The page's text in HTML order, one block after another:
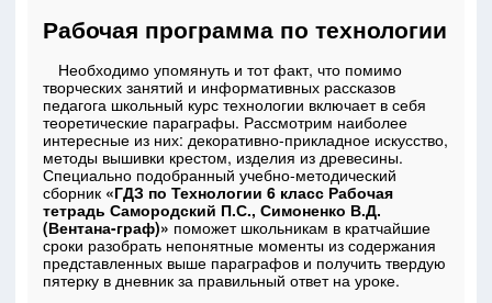
Рабочая программа по технологии
Необходимо упомянуть и тот факт, что помимо
творческих занятий и информативных рассказов
педагога школьный курс технологии включает в себя
теоретические параграфы. Рассмотрим наиболее
интересные из них: декоративно-прикладное искусство,
методы вышивки крестом, изделия из древесины.
Специально подобранный учебно-методический
сборник «ГДЗ по Технологии 6 класс Рабочая
тетрадь Самородский П.С., Симоненко В.Д.
(Вентана-граф)» поможет школьникам в кратчайшие
сроки разобрать непонятные моменты из содержания
представленных выше параграфов и получить твердую
пятерку в дневник за правильный ответ на уроке.